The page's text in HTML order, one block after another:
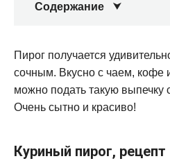
Содержание
Пирог получается
сочным. Вкусно с чаем, кофе
можно подать такую
Очень сытно и красиво!
Куриный пирог, рецепт